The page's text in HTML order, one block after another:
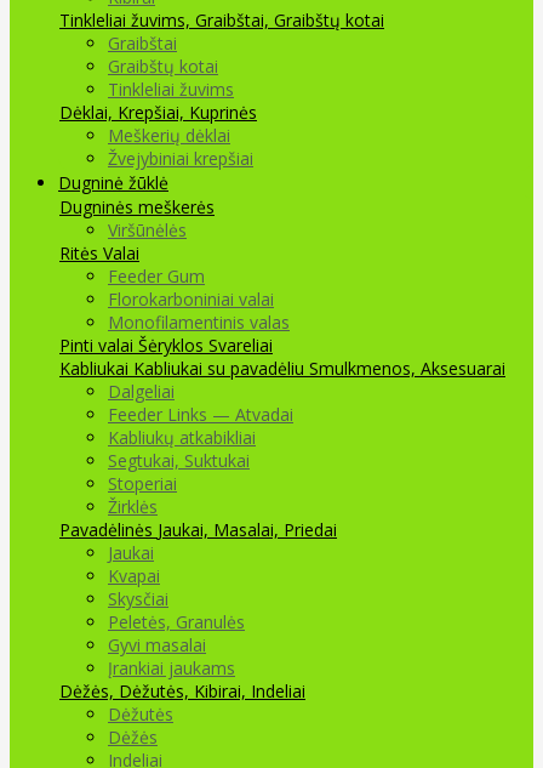
Tinkleliai žuvims, Graibštai, Graibštų kotai
Graibštai
Graibštų kotai
Tinkleliai žuvims
Dėklai, Krepšiai, Kuprinės
Meškerių dėklai
Žvejybiniai krepšiai
Dugninė žūklė
Dugninės meškerės
Viršūnėlės
Ritės Valai
Feeder Gum
Florokarboniniai valai
Monofilamentinis valas
Pinti valai Šėryklos Svareliai
Kabliukai Kabliukai su pavadėliu Smulkmenos, Aksesuarai
Dalgeliai
Feeder Links — Atvadai
Kabliukų atkabikliai
Segtukai, Suktukai
Stoperiai
Žirklės
Pavadėlinės Jaukai, Masalai, Priedai
Jaukai
Kvapai
Skysčiai
Peletės, Granulės
Gyvi masalai
Įrankiai jaukams
Dėžės, Dėžutės, Kibirai, Indeliai
Dėžutės
Dėžės
Indeliai